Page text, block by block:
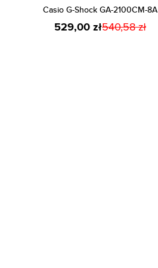
Casio G-Shock GA-2100CM-8A
529,00 zł540,58 zł